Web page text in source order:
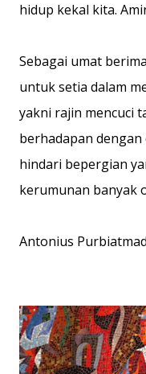
hidup kekal kita.
Sebagai umat
untuk setia dalam
yakni rajin mencuci
berhadapan
hindari bepergian
kerumunan banyak
Antonius